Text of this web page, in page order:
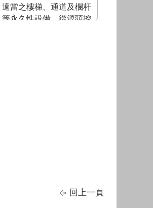
適當之樓梯、通道及欄杆
等永久性設備，從源頭控
回上一頁